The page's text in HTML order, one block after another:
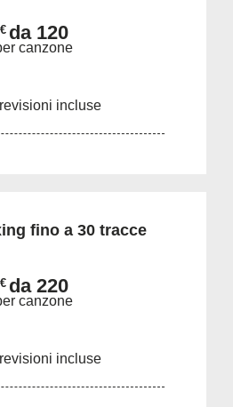
€ da 120
canzone
incluse
fino a 30 tracce
€ da 220
canzone
incluse